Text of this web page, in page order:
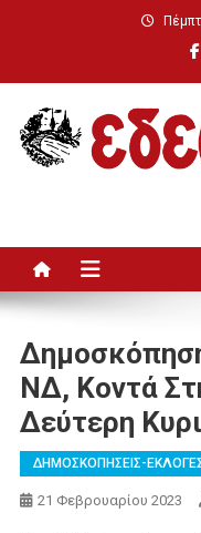
ΝΔ, Κοντά
Δεύτερη
ΔΗΜΟΣΚΟΠΗΣΕΙΣ-
21 Φεβρουαρίου 2023